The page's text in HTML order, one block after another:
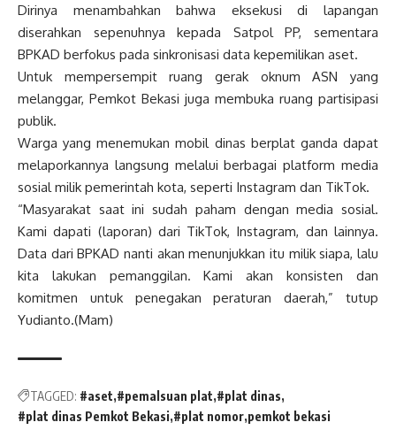
Dirinya menambahkan bahwa eksekusi di lapangan
diserahkan sepenuhnya kepada Satpol PP, sementara
BPKAD berfokus pada sinkronisasi data kepemilikan aset.
Untuk mempersempit ruang gerak oknum ASN yang
melanggar, Pemkot Bekasi juga membuka ruang partisipasi
publik.
Warga yang menemukan mobil dinas berplat ganda dapat
melaporkannya langsung melalui berbagai platform media
sosial milik pemerintah kota, seperti Instagram dan TikTok.
“Masyarakat saat ini sudah paham dengan media sosial.
Kami dapati (laporan) dari TikTok, Instagram, dan lainnya.
Data dari BPKAD nanti akan menunjukkan itu milik siapa, lalu
kita lakukan pemanggilan. Kami akan konsisten dan
komitmen untuk penegakan peraturan daerah,” tutup
Yudianto.(Mam)
TAGGED: #aset #pemalsuan plat #plat dinas
#plat dinas Pemkot Bekasi #plat nomor pemkot bekasi